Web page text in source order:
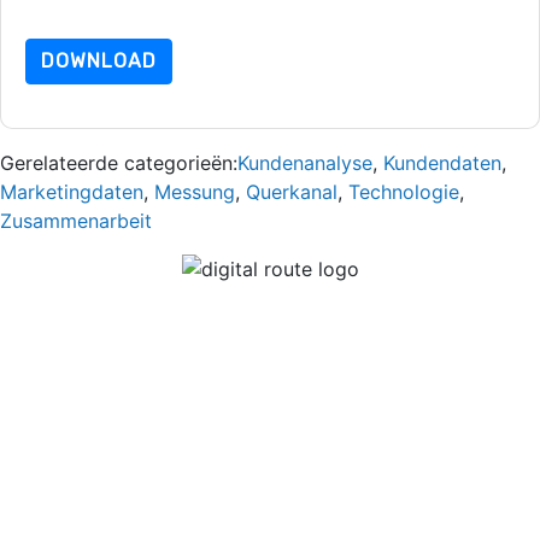
DOWNLOAD
Gerelateerde categorieën:Kundenanalyse, Kundendaten,
Marketingdaten, Messung, Querkanal, Technologie,
Zusammenarbeit